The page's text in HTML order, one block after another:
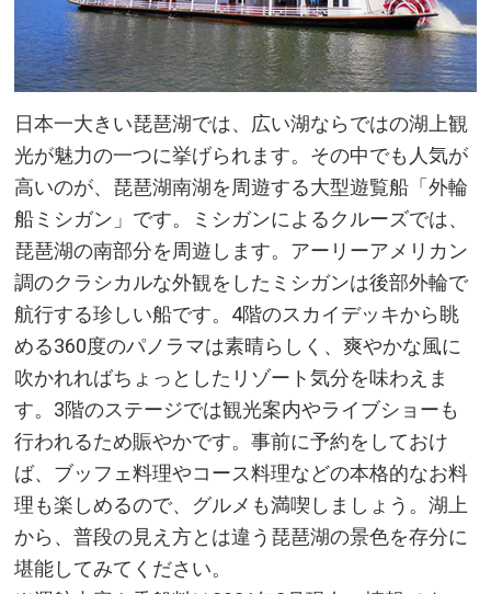
日本一大きい琵琶湖では、広い湖ならではの湖上観
光が魅力の一つに挙げられます。その中でも人気が
高いのが、琵琶湖南湖を周遊する大型遊覧船「外輪
船ミシガン」です。ミシガンによるクルーズでは、
琵琶湖の南部分を周遊します。アーリーアメリカン
調のクラシカルな外観をしたミシガンは後部外輪で
航行する珍しい船です。4階のスカイデッキから眺
める360度のパノラマは素晴らしく、爽やかな風に
吹かれればちょっとしたリゾート気分を味わえま
す。3階のステージでは観光案内やライブショーも
行われるため賑やかです。事前に予約をしておけ
ば、ブッフェ料理やコース料理などの本格的なお料
理も楽しめるので、グルメも満喫しましょう。湖上
から、普段の見え方とは違う琵琶湖の景色を存分に
堪能してみてください。